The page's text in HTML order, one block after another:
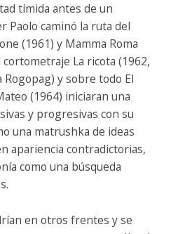
tímida antes de un
Paolo caminó la ruta del
(1961) y Mamma Roma
La ricota (1962,
y sobre todo El
(1964) iniciaran una
y progresivas con su
una matrushka de ideas
apariencia contradictorias,
como una búsqueda
en otros frentes y se